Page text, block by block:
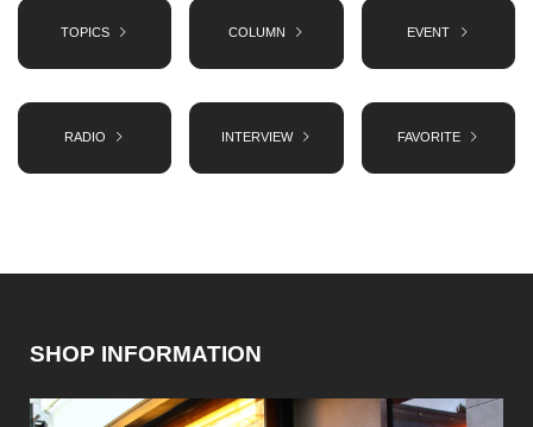
TOPICS COLUMN EVENT
RADIO INTERVIEW FAVORITE
SHOP INFORMATION